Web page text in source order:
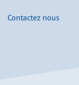
Contactez nous